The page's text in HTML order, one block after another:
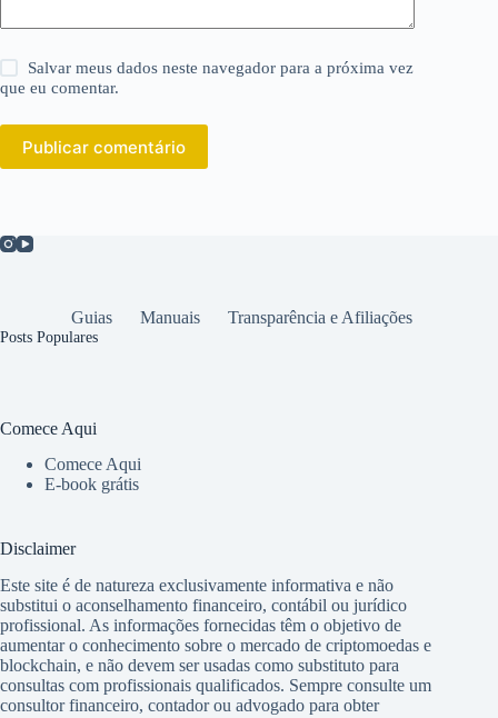
Salvar meus dados neste navegador para a próxima vez
que eu comentar.
Publicar comentário
Guias Manuais Transparência e Afiliações
Posts Populares
Comece Aqui
Comece Aqui
E-book grátis
Disclaimer
Este site é de natureza exclusivamente informativa e não
substitui o aconselhamento financeiro, contábil ou jurídico
profissional. As informações fornecidas têm o objetivo de
aumentar o conhecimento sobre o mercado de criptomoedas e
blockchain, e não devem ser usadas como substituto para
consultas com profissionais qualificados. Sempre consulte um
consultor financeiro, contador ou advogado para obter